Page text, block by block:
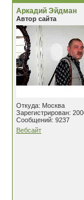
Аркадий Эйдман
Автор сайта
Откуда: Москва
Зарегистрирован:
Сообщений: 9237
Вебсайт